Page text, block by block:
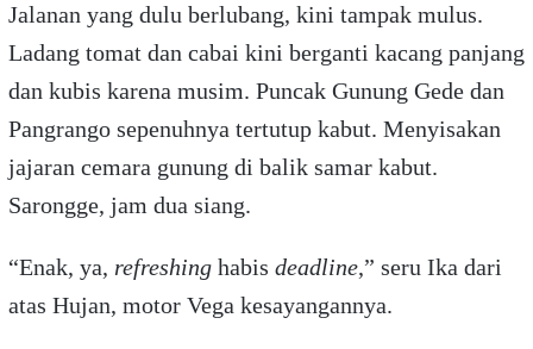
Jalanan yang dulu berlubang, kini tampak mulus.
Ladang tomat dan cabai kini berganti kacang panjang
dan kubis karena musim. Puncak Gunung Gede dan
Pangrango sepenuhnya tertutup kabut. Menyisakan
jajaran cemara gunung di balik samar kabut.
Sarongge, jam dua siang.
“Enak, ya, refreshinghabis deadline,” seru Ika dari
atas Hujan, motor Vega kesayangannya.